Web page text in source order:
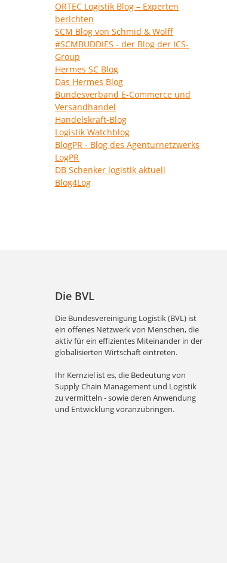
ORTEC Logistik Blog – Experten
berichten
SCM Blog von Schmid & Wolff
#SCMBUDDIES - der Blog der ICS-
Group
Hermes SC Blog
Das Hermes Blog
Bundesverband E-Commerce und
Versandhandel
Handelskraft-Blog
Logistik Watchblog
BlogPR - Blog des Agenturnetzwerks
LogPR
DB Schenker logistik aktuell
Blog4Log
Die BVL
Die Bundesvereinigung Logistik (BVL) ist
ein offenes Netzwerk von Menschen, die
aktiv für ein effizientes Miteinander in der
globalisierten Wirtschaft eintreten.
Ihr Kernziel ist es, die Bedeutung von
Supply Chain Management und Logistik
zu vermitteln - sowie deren Anwendung
und Entwicklung voranzubringen.